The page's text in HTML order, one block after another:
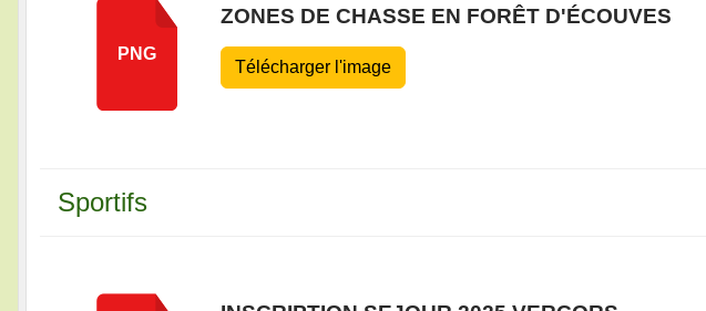
PNG
ZONES DE CHASSE EN FORÊT D'ÉCOUVES
Télécharger l'image
Sportifs